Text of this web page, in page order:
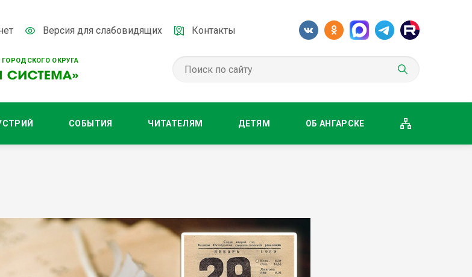
ОКРУГА
Версия для слабовидящих Контакты
СОБЫТИЯ ЧИТАТЕЛЯМ ДЕТЯМ ОБ АНГАРСКЕ